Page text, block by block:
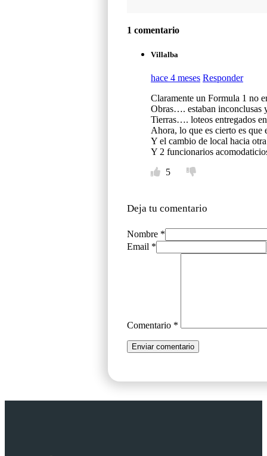
1 comentario
Villalba
hace 4 meses Responder
Claramente un Formula 1 no
Obras…. estaban inconclusas
Tierras…. loteos entregados
Ahora, lo que es cierto es que
Y el cambio de local hacia
Y 2 funcionarios
5
Deja tu comentario
Nombre *
Email *
Comentario *